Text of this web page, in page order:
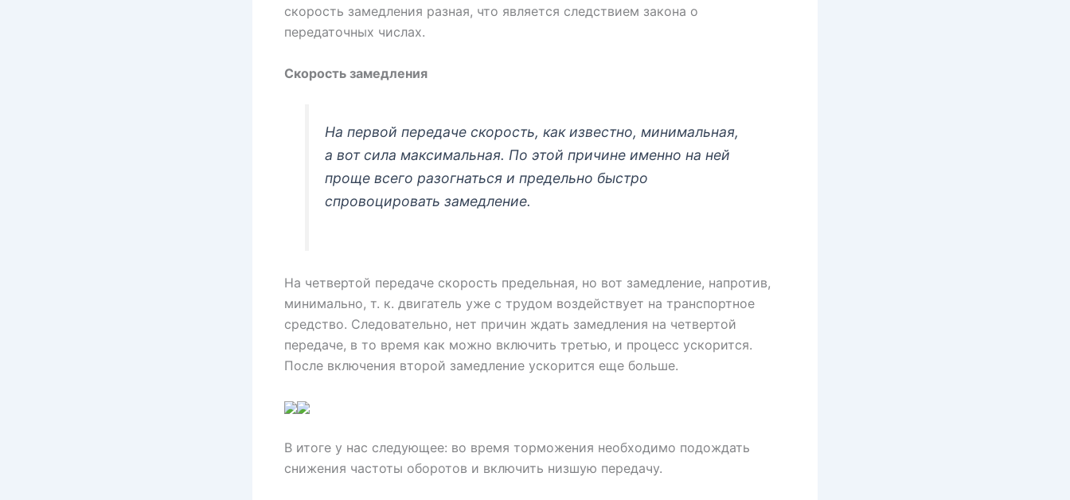
скорость замедления разная, что является следствием закона о
передаточных числах.
Скорость замедления
На первой передаче скорость, как известно, минимальная,
а вот сила максимальная. По этой причине именно на ней
проще всего разогнаться и предельно быстро
спровоцировать замедление.
На четвертой передаче скорость предельная, но вот замедление, напротив,
минимально, т. к. двигатель уже с трудом воздействует на транспортное
средство. Следовательно, нет причин ждать замедления на четвертой
передаче, в то время как можно включить третью, и процесс ускорится.
После включения второй замедление ускорится еще больше.
В итоге у нас следующее: во время торможения необходимо подождать
снижения частоты оборотов и включить низшую передачу.